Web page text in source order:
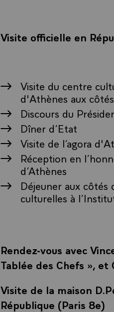
Visite officielle en
Visite du centre
d'Athènes aux
Discours du
Dîner d’Etat
Visite de l’agora
Réception en
d’Athènes
Déjeuner aux côtés
culturelles à
Rendez-vous avec
Tablée des Chefs », et
Visite de la maison
République (Paris 8e)